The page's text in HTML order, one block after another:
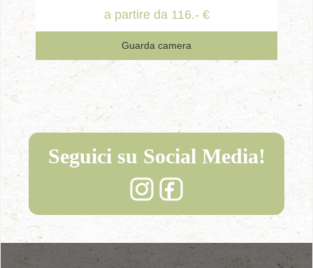
a partire da 116.- €
Guarda camera
Seguici su Social Media!